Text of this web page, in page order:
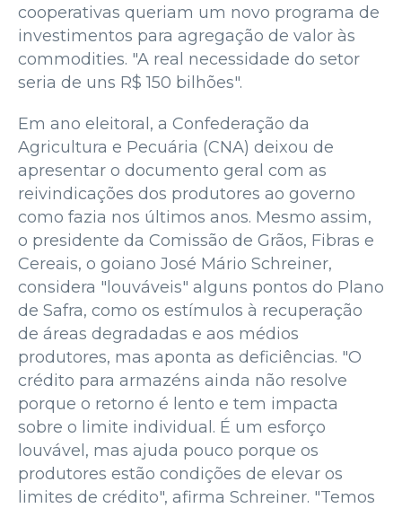
cooperativas queriam um novo programa de
investimentos para agregação de valor às
commodities. "A real necessidade do setor
seria de uns R$ 150 bilhões".
Em ano eleitoral, a Confederação da
Agricultura e Pecuária (CNA) deixou de
apresentar o documento geral com as
reivindicações dos produtores ao governo
como fazia nos últimos anos. Mesmo assim,
o presidente da Comissão de Grãos, Fibras e
Cereais, o goiano José Mário Schreiner,
considera "louváveis" alguns pontos do Plano
de Safra, como os estímulos à recuperação
de áreas degradadas e aos médios
produtores, mas aponta as deficiências. "O
crédito para armazéns ainda não resolve
porque o retorno é lento e tem impacta
sobre o limite individual. É um esforço
louvável, mas ajuda pouco porque os
produtores estão condições de elevar os
limites de crédito", afirma Schreiner. "Temos